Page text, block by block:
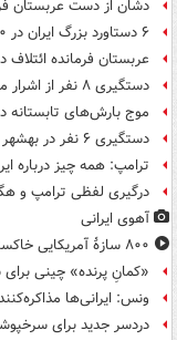
دشان از دست عربستان
۶ دستاورد بزرگ ایران در ۱۶۰ روز رهبری رهبر انقلاب
عربستان فرمانده
دستگیری ۸ نفر از اشرار مسلح شاخص و مرتبطین گروهک های تروریستی
موج بارش‌های تابستانه در راه ۱۱
دستگیری ۶ نفر در بهشهر به اتهام تشویش اذهان عمومی
ترامپ: همه چیز درباره
درگیری لفظی ترامپ و
آهوی ایرانی
۸۰۰ سازۀ آمریکایی خاکستر شد
«کمانِ پرنده» چینی برای
ونس: ایرانی‌ها
دردسر جدید برای